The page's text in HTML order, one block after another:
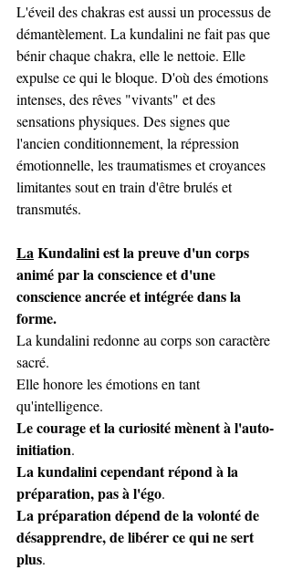
L'éveil des chakras est aussi un processus de
démantèlement. La kundalini ne fait pas que
bénir chaque chakra, elle le nettoie. Elle
expulse ce qui le bloque. D'où des émotions
intenses, des rêves "vivants" et des
sensations physiques. Des signes que
l'ancien conditionnement, la répression
émotionnelle, les traumatismes et croyances
limitantes sout en train d'être brulés et
transmutés.
LaKundalini est la preuve d'un corps
animé par la conscience et d'une
conscience ancrée et intégrée dans la
forme.
La kundalini redonne au corps son caractère
sacré.
Elle honore les émotions en tant
qu'intelligence.
Le courage et la curiosité mènent à l'auto-
initiation.
La kundalini cependant répond à la
préparation, pas à l'égo.
La préparation dépend de la volonté de
désapprendre, de libérer ce qui ne sert
plus.